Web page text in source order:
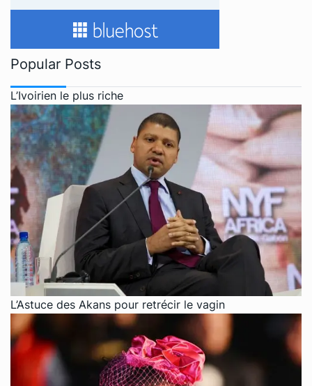
Popular Posts
L’Ivoirien le plus riche
L’Astuce des Akans pour retrécir le vagin